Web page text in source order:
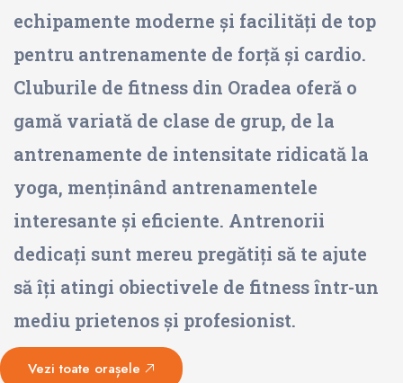
echipamente moderne și facilități de top
pentru antrenamente de forță și cardio.
Cluburile de fitness din Oradea oferă o
gamă variată de clase de grup, de la
antrenamente de intensitate ridicată la
yoga, menținând antrenamentele
interesante și eficiente. Antrenorii
dedicați sunt mereu pregătiți să te ajute
să îți atingi obiectivele de fitness într-un
mediu prietenos și profesionist.
Vezi toate orașele